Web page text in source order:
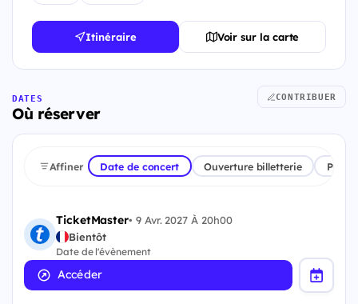
Itinéraire Voir sur la carte
DATES
Où réserver
CONTRIBUER
Affiner Date de concert Ouverture billetterie
TicketMaster• 9 Avr. 2027 À 20h00
Bientôt
Date de l'évènement
Accéder